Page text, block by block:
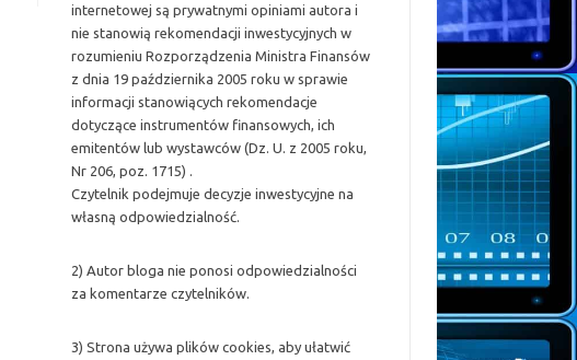
internetowej są prywatnymi opiniami autora i
nie stanowią rekomendacji inwestycyjnych w
rozumieniu Rozporządzenia Ministra Finansów
z dnia 19 października 2005 roku w sprawie
informacji stanowiących rekomendacje
dotyczące instrumentów finansowych, ich
emitentów lub wystawców (Dz. U. z 2005 roku,
Nr 206, poz. 1715) .
Czytelnik podejmuje decyzje inwestycyjne na
własną odpowiedzialność.
2) Autor bloga nie ponosi odpowiedzialności
za komentarze czytelników.
3) Strona używa plików cookies, aby ułatwić